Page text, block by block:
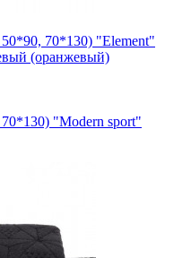
70*130) "Element"
(оранжевый)
"Modern sport"